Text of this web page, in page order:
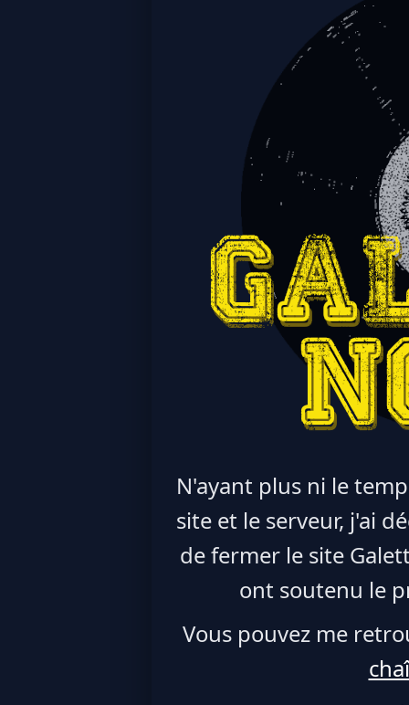
N'ayant plus ni le
site et le serveur, j'ai
de fermer le site
ont soutenu le
Vous pouvez me